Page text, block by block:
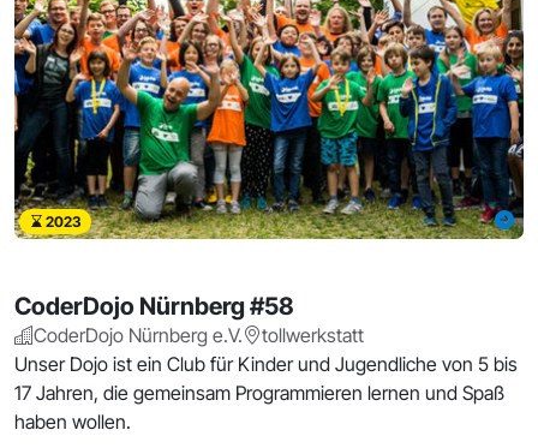
2023
CoderDojo Nürnberg #58
CoderDojo Nürnberg e.V.
tollwerkstatt
Unser Dojo ist ein Club für Kinder und Jugendliche von 5 bis
17 Jahren, die gemeinsam Programmieren lernen und Spaß
haben wollen.